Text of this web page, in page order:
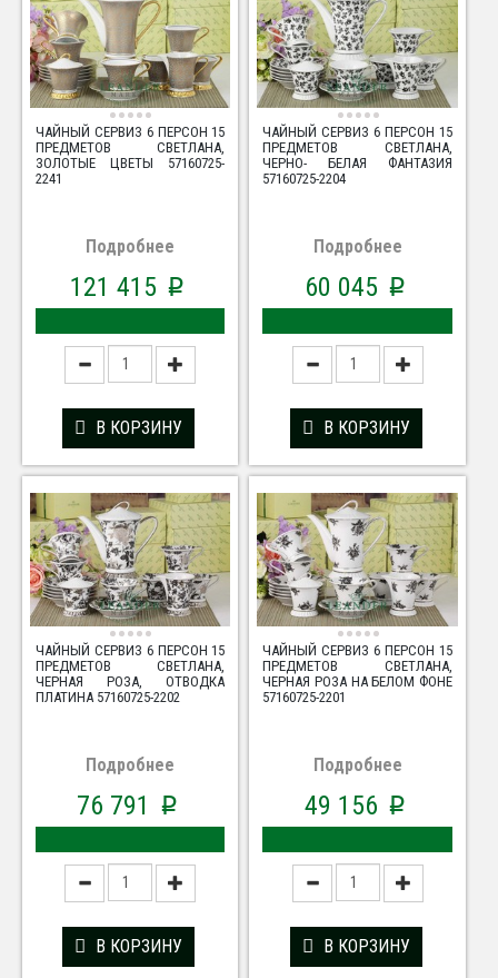
ЧАЙНЫЙ СЕРВИЗ 6 ПЕРСОН 15
ПРЕДМЕТОВ СВЕТЛАНА,
ЗОЛОТЫЕ ЦВЕТЫ 57160725-
2241
Подробнее
121 415 p
В КОРЗИНУ
ЧАЙНЫЙ СЕРВИЗ 6 ПЕРСОН 15
ПРЕДМЕТОВ СВЕТЛАНА,
ЧЕРНО- БЕЛАЯ ФАНТАЗИЯ
57160725-2204
Подробнее
60 045 p
В КОРЗИНУ
ЧАЙНЫЙ СЕРВИЗ 6 ПЕРСОН 15
ПРЕДМЕТОВ СВЕТЛАНА,
ЧЕРНАЯ РОЗА, ОТВОДКА
ПЛАТИНА 57160725-2202
Подробнее
76 791 p
В КОРЗИНУ
ЧАЙНЫЙ СЕРВИЗ 6 ПЕРСОН 15
ПРЕДМЕТОВ СВЕТЛАНА,
ЧЕРНАЯ РОЗА НА БЕЛОМ ФОНЕ
57160725-2201
Подробнее
49 156 p
В КОРЗИНУ